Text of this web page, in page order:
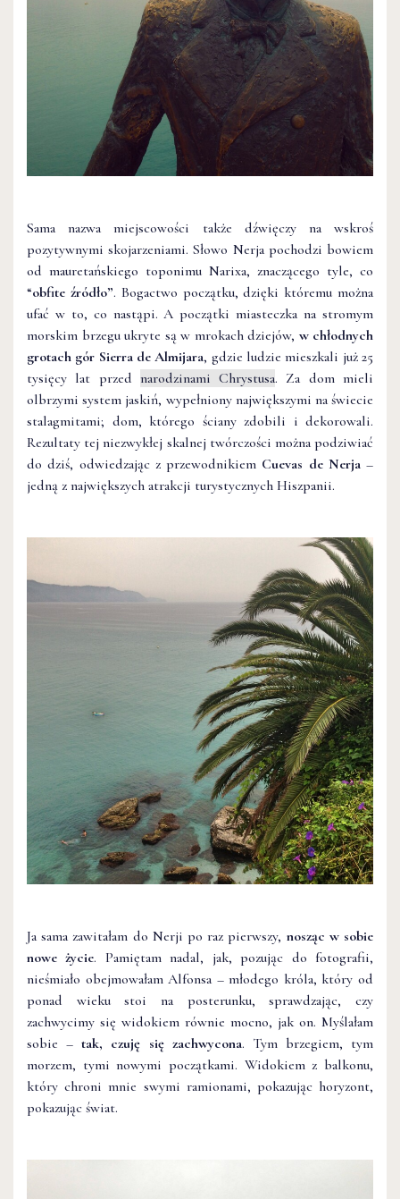
Sama nazwa miejscowości także dźwięczy na wskroś
pozytywnymi skojarzeniami. Słowo Nerja pochodzi bowiem
od mauretańskiego toponimu Narixa, znaczącego tyle, co
“obfite źródło”. Bogactwo początku, dzięki któremu można
ufać w to, co nastąpi. A początki miasteczka na stromym
morskim brzegu ukryte są w mrokach dziejów, w chłodnych
grotach gór Sierra de Almijara, gdzie ludzie mieszkali już 25
tysięcy lat przed narodzinami Chrystusa. Za dom mieli
olbrzymi system jaskiń, wypełniony największymi na świecie
stalagmitami; dom, którego ściany zdobili i dekorowali.
Rezultaty tej niezwykłej skalnej twórczości można podziwiać
do dziś, odwiedzając z przewodnikiem Cuevas de Nerja–
jedną z największych atrakcji turystycznych Hiszpanii.
Ja sama zawitałam do Nerji po raz pierwszy, nosząc w sobie
nowe życie. Pamiętam nadal, jak, pozując do fotografii,
nieśmiało obejmowałam Alfonsa – młodego króla, który od
ponad wieku stoi na posterunku, sprawdzając, czy
zachwycimy się widokiem równie mocno, jak on. Myślałam
sobie –tak, czuję się zachwycona. Tym brzegiem, tym
morzem, tymi nowymi początkami. Widokiem z balkonu,
który chroni mnie swymi ramionami, pokazując horyzont,
pokazując świat.